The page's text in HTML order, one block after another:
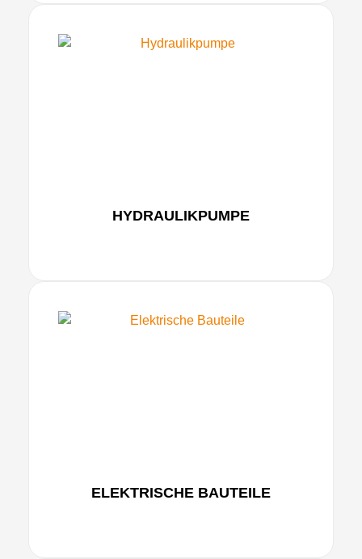
HYDRAULIKPUMPE
ELEKTRISCHE BAUTEILE